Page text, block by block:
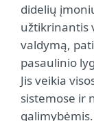
didelių
užtikrinantis
valdymą,
pasaulinio
Jis veikia
sistemose ir